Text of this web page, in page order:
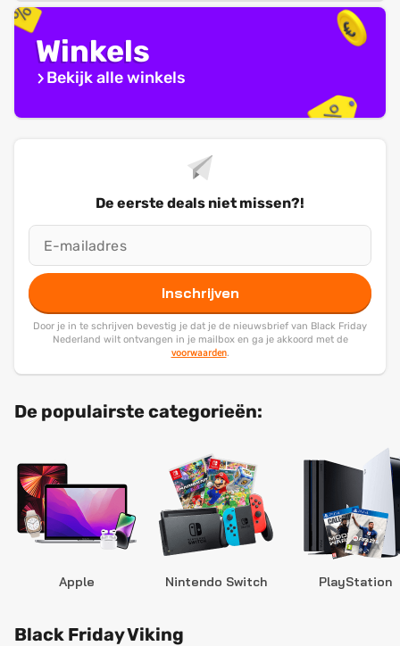
Winkels
Bekijk alle winkels
De eerste deals niet missen?!
Inschrijven
Door je in te schrijven bevestig je dat je de nieuwsbrief van Black Friday
Nederland wilt ontvangen in je mailbox en ga je akkoord met de
voorwaarden.
De populairste categorieën:
Apple Nintendo Switch PlayStation
Black Friday Viking